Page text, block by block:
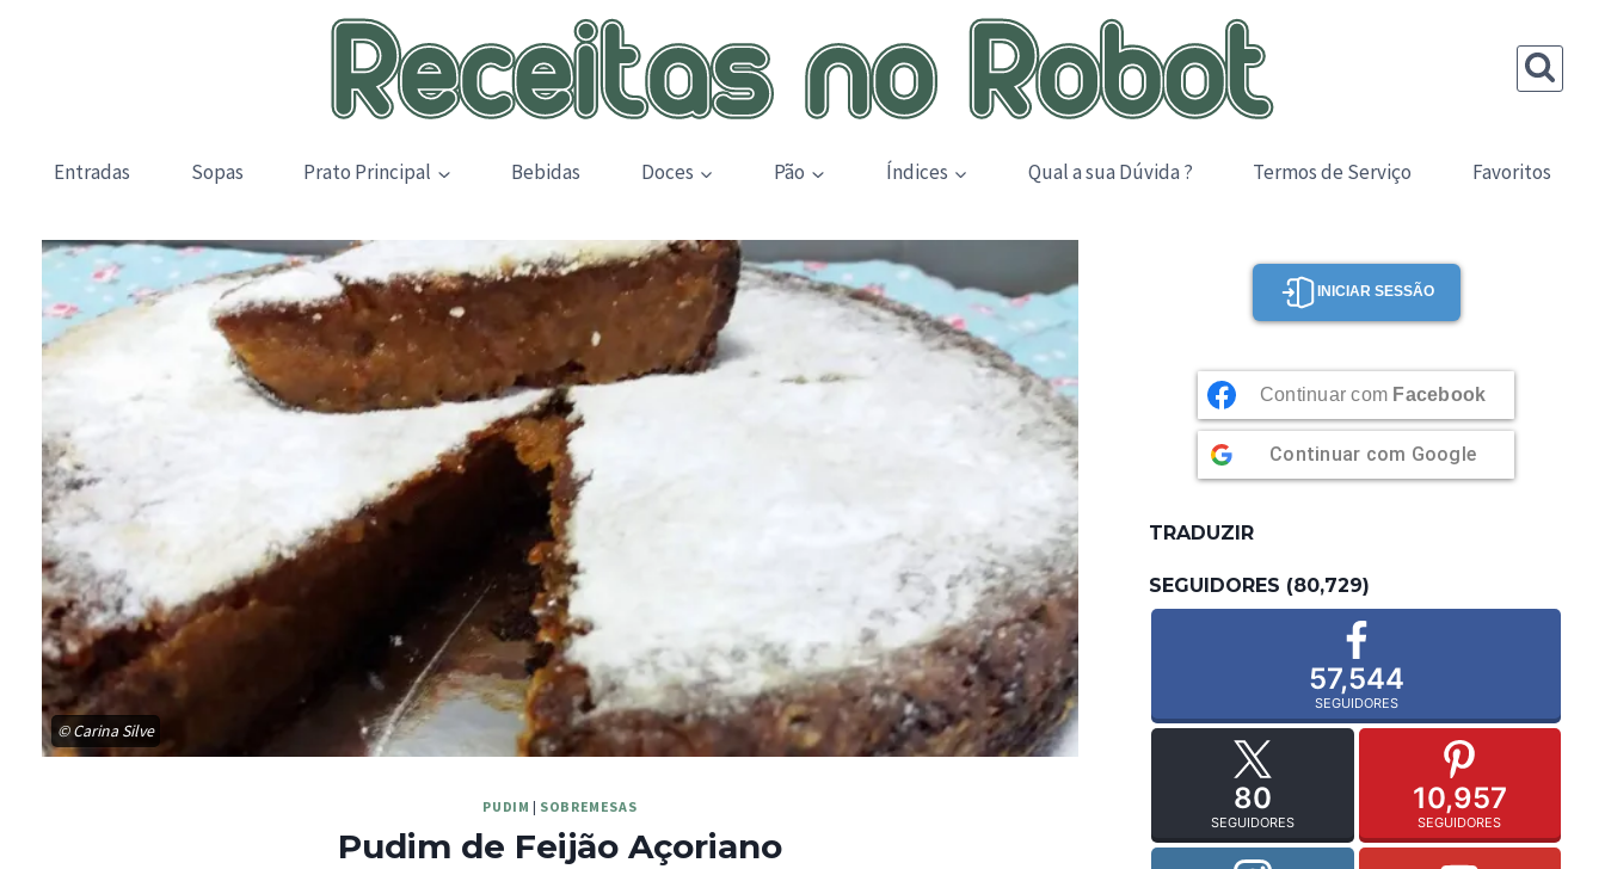
Entradas Sopas Prato Principal Bebidas Doces Pão Índices Qual a sua Dúvida ? Termos de Serviço Favoritos
© Carina Silve
PUDIM | SOBREMESAS
Pudim de Feijão Açoriano
INICIAR SESSÃO
Continuar com Facebook
Continuar com Google
TRADUZIR
SEGUIDORES (80,729)
57,544
SEGUIDORES
80
SEGUIDORES
10,957
SEGUIDORES